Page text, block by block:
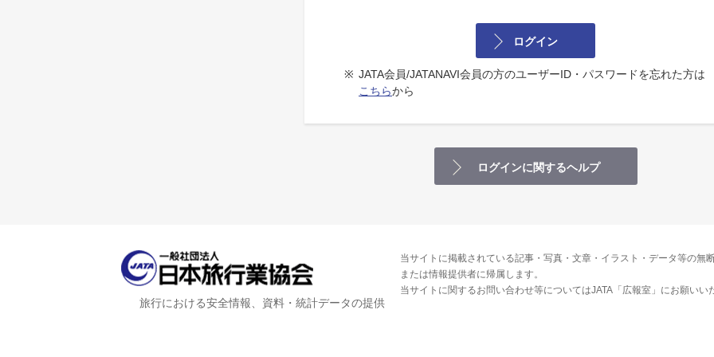
ログイン
※ JATA会員/JATANAVI会員の方のユーザーID・パスワードを忘れた方は
こちらから
ログインに関するヘルプ
旅行における安全情報、資料・統計データの提供
当サイトに掲載されている記事・写真・文章・イラスト・データ等の無
または情報提供者に帰属します。
当サイトに関するお問い合わせ等についてはJATA「広報室」にお願いい